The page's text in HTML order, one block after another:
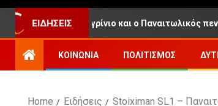
ΕΙΔΉΣΕΙΣ
Το Αγρίνιο και ο Παναιτωλικός πενθούν
ΚΟΙΝΩΝΊΑ ΠΟΛΙΤΙΣΜΌΣ
Home Ειδήσεις Stoiximan SL1 –